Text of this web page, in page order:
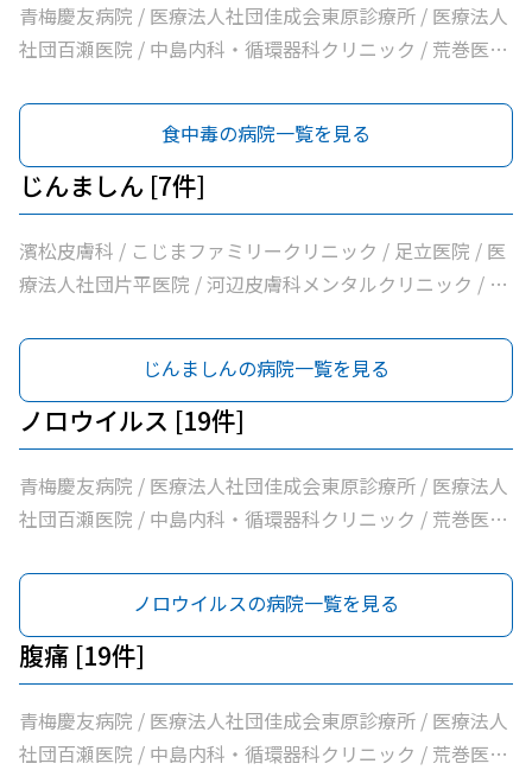
青梅慶友病院 / 医療法人社団佳成会東原診療所 / 医療法人
社団百瀬医院 / 中島内科・循環器科クリニック / 荒巻医院
三清会青梅かすみ台クリニック / 医療法人社団向日葵清心
会ひまわり在宅診療所 / 坂元医院 / 吉野医院 / 医療法人社
団亀生会丹生クリニック / 河辺駅前クリニック / 医療法人
社団片平医院 / なごみクリニック / こみ内科クリニック /
やすらぎ在宅診療所 / 市立青梅総合医療センター / 医療法
人社団和風会多摩リハビリテーション病院
食中毒の病院一覧を見る
じんましん [7件]
濱松皮膚科 / こじまファミリークリニック / 足立医院 / 医
療法人社団片平医院 / 河辺皮膚科メンタルクリニック / 市
リテーション病院
じんましんの病院一覧を見る
ノロウイルス [19件]
青梅慶友病院 / 医療法人社団佳成会東原診療所 / 医療法人
社団百瀬医院 / 中島内科・循環器科クリニック / 荒巻医院
三清会青梅かすみ台クリニック / 医療法人社団向日葵清心
会ひまわり在宅診療所 / 坂元医院 / 吉野医院 / 医療法人社
団亀生会丹生クリニック / 河辺駅前クリニック / 医療法人
社団片平医院 / なごみクリニック / こみ内科クリニック /
やすらぎ在宅診療所 / 市立青梅総合医療センター / 医療法
人社団和風会多摩リハビリテーション病院
ノロウイルスの病院一覧を見る
腹痛 [19件]
青梅慶友病院 / 医療法人社団佳成会東原診療所 / 医療法人
社団百瀬医院 / 中島内科・循環器科クリニック / 荒巻医院